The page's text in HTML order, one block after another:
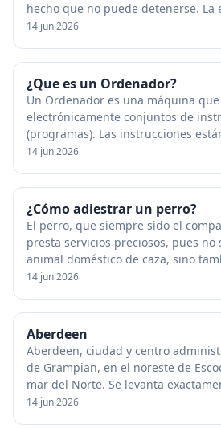
hecho que no puede detenerse. La
puede alargarse, pero
14 jun 2026
¿Que es un Ordenador?
Un Ordenador es una máquina
electrónicamente conjuntos de
(programas). Las instrucciones
forma de secuencias de unos y
14 jun 2026
¿Cómo adiestrar un perro?
El perro, que siempre sido el
presta servicios preciosos, pues no
animal doméstico de caza, sino
guardián, de policía e incluso de
14 jun 2026
Aberdeen
Aberdeen, ciudad y centro
de Grampian, en el noreste de
mar del Norte. Se levanta
desembocadura de los ríos Dee y
14 jun 2026